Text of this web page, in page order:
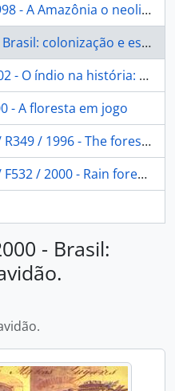
da conquista e posse ao monopólio do capital financeiro.
colonização e escravidão.
o povo Tenetehara em busca da liberdade.
- A floresta em jogo
the worl view of the Tukano Amazonian indians.
industry and community on an amazonian frontier.
- Brasil: